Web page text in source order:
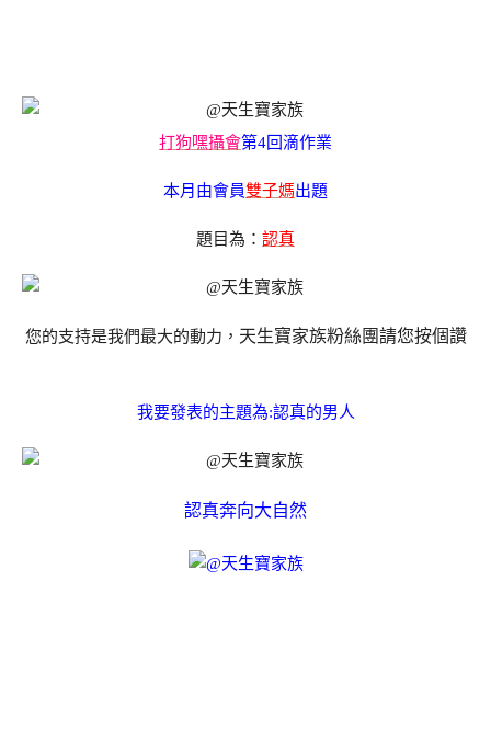
打狗嘿攝會第4回滴作業
本月由會員雙子媽出題
題目為： 認真
您的支持是我們最大的動力， 天生寶家族粉絲團請您按個讚
我要發表的主題為:認真的男人
認真奔向大自然